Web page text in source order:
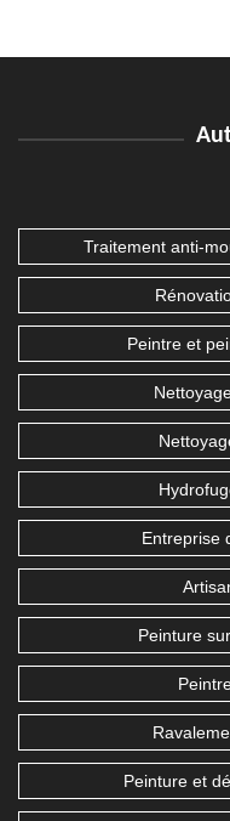
Traitement anti-
Peintre et
Entreprise
Peinture
Peinture et